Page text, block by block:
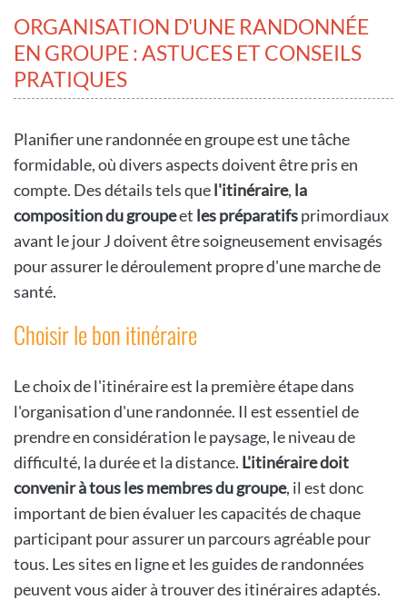
ORGANISATION D'UNE RANDONNÉE
EN GROUPE : ASTUCES ET CONSEILS
PRATIQUES
Planifier une randonnée en groupe est une tâche
formidable, où divers aspects doivent être pris en
compte. Des détails tels quel'itinéraire, la
composition du groupeet les préparatifsprimordiaux
avant le jour J doivent être soigneusement envisagés
pour assurer le déroulement propre d'une marche de
santé.
Choisir le bon itinéraire
Le choix de l'itinéraire est la première étape dans
l'organisation d'une randonnée. Il est essentiel de
prendre en considération le paysage, le niveau de
difficulté, la durée et la distance. L'itinéraire doit
convenir à tous les membres du groupe, il est donc
important de bien évaluer les capacités de chaque
participant pour assurer un parcours agréable pour
tous. Les sites en ligne et les guides de randonnées
peuvent vous aider à trouver des itinéraires adaptés.